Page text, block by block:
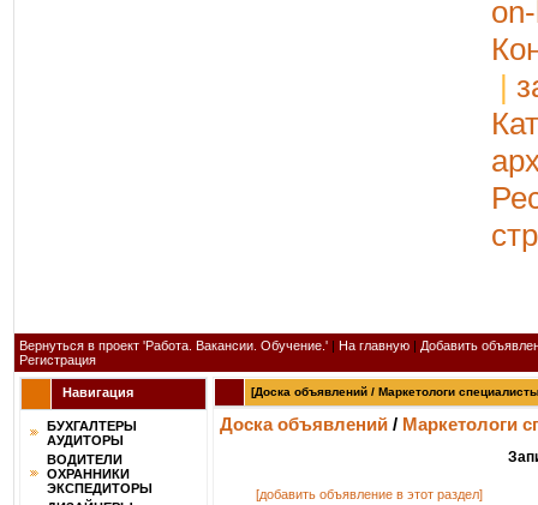
|
Вернуться в проект 'Работа. Вакансии. Обучение.' | На главную | Добавить
Регистрация
Навигация
БУХГАЛТЕРЫ
АУДИТОРЫ
ВОДИТЕЛИ
ОХРАННИКИ
ЭКСПЕДИТОРЫ
[Доска объявлений / Маркетологи
Доска объявлений / Маркетологи
[добавить объявление в этот раздел]